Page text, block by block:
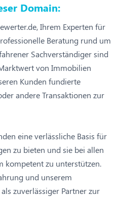
Domain:
Ihrem Experten für
Beratung rund um
Sachverständiger sind
von Immobilien
Kunden fundierte
andere Transaktionen zur
eine verlässliche Basis für
zu bieten und sie bei allen
kompetent zu unterstützen.
und unserem
zuverlässiger Partner zur